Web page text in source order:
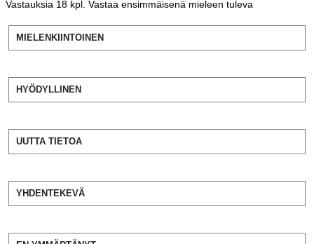
Vastauksia 18 kpl. Vastaa ensimmäisenä mieleen tuleva
MIELENKIINTOINEN
HYÖDYLLINEN
UUTTA TIETOA
YHDENTEKEVÄ